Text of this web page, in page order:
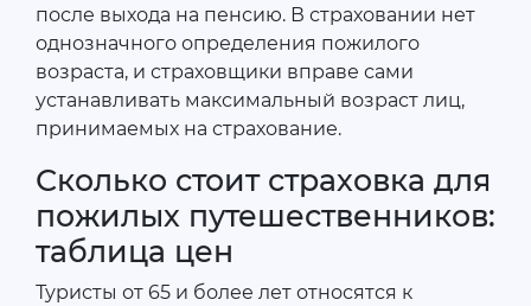
после выхода на пенсию. В страховании нет
однозначного определения пожилого
возраста, и страховщики вправе сами
устанавливать максимальный возраст лиц,
принимаемых на страхование.
Сколько стоит страховка для
пожилых путешественников:
таблица цен
Туристы от 65 и более лет относятся к